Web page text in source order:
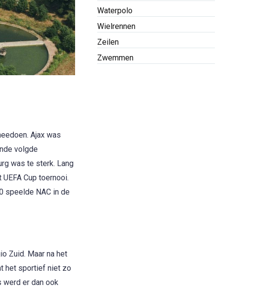
Ajax was
volgde
was te sterk. Lang
Cup toernooi.
speelde NAC in de
Zuid. Maar na het
het sportief niet zo
werd er dan ook
Waterpolo
Wielrennen
Zeilen
Zwemmen